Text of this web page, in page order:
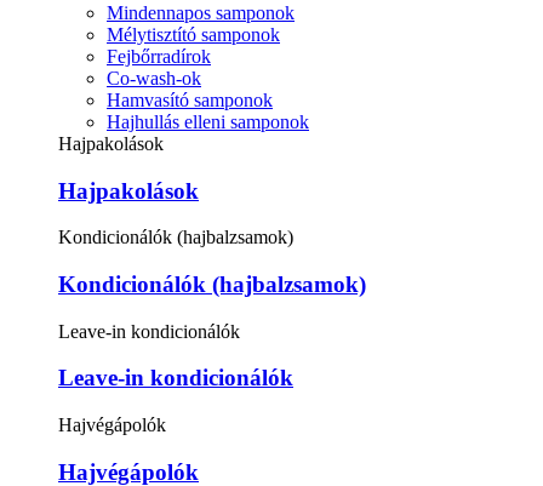
Mindennapos samponok
Mélytisztító samponok
Fejbőrradírok
Co-wash-ok
Hamvasító samponok
Hajhullás elleni samponok
Hajpakolások
Hajpakolások
Kondicionálók (hajbalzsamok)
Kondicionálók (hajbalzsamok)
Leave-in kondicionálók
Leave-in kondicionálók
Hajvégápolók
Hajvégápolók